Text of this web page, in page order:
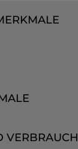
VERBRAUCH